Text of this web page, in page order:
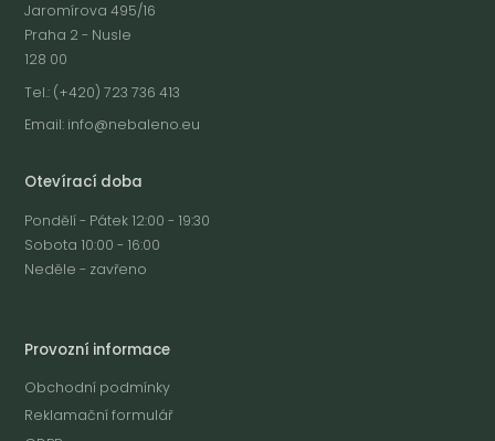
Jaromírova 495/16
Praha 2 - Nusle
128 00
Tel.: (+420) 723 736 413
Email: info@nebaleno.eu
Otevírací doba
Pondělí - Pátek 12:00 - 19:30
Sobota 10:00 - 16:00
Neděle - zavřeno
Provozní informace
Obchodní podmínky
Reklamační formulář